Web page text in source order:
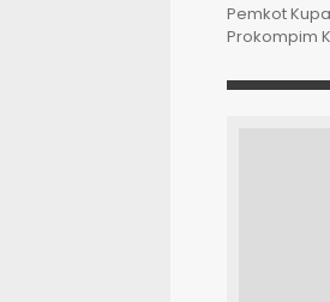
Pemkot
Prokompim